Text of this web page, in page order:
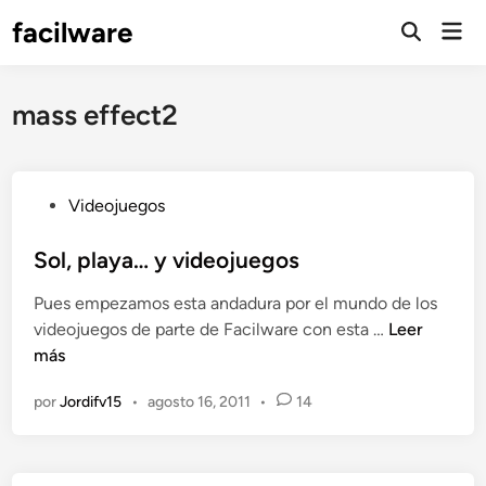
facilware
mass effect2
b
i
c
a
o
Videojuegos
Sol, playa… y videojuegos
Pues empezamos esta andadura por el mundo de los
videojuegos de parte de Facilware con esta … S
Leer
más
porJordifv15 • agosto 16, 2011 • 14